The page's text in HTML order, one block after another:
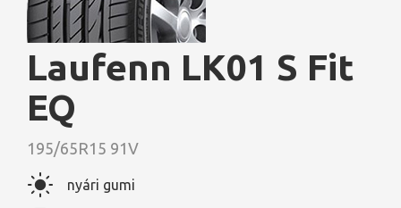
Laufenn LK01 S Fit
EQ
195/65R15 91V
nyári gumi